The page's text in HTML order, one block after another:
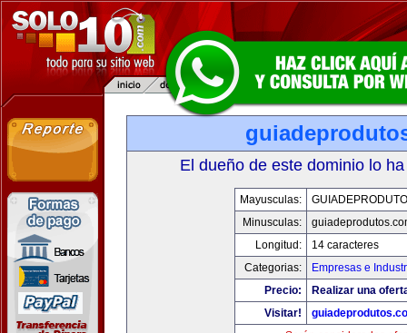
El dueño de este dominio lo
Mayusculas:
Minusculas:
Longitud:
14 caracteres
Categorias:
Empresas e
Precio:
Realizar una
Visitar!